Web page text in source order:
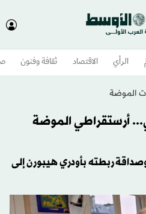
الرأي الاقتصاد ثقافة وفنون
الموضة
أرستقراطي الموضة
وصداقة ربطته بأودري هيبورن إلى